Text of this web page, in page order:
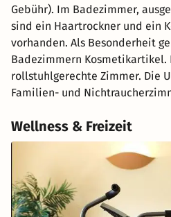
Gebühr). Im Badezimmer,
sind ein Haartrockner und ein
vorhanden. Als Besonderheit
Badezimmern Kosmetikartikel.
rollstuhlgerechte Zimmer. Die
Familien- und
Wellness & Freizeit